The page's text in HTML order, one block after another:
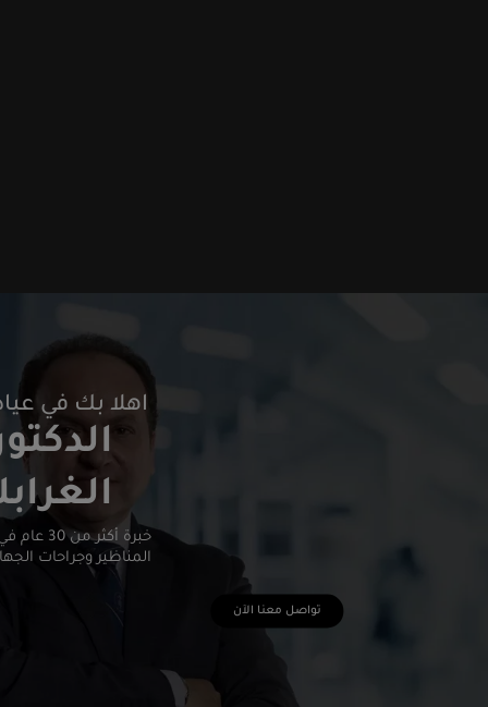
اهلا بك في
خبرة
المناظير وجراحات
تواصل معنا الآن